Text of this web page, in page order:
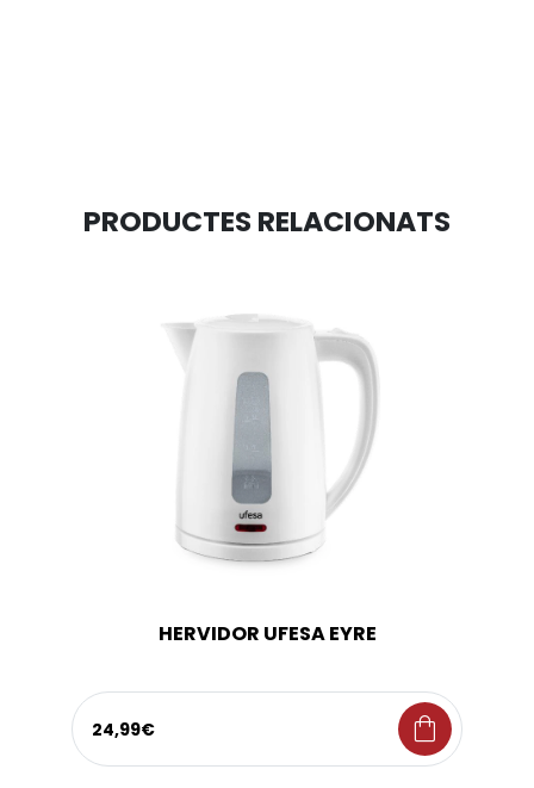
PRODUCTES RELACIONATS
HERVIDOR UFESA EYRE
24,99€ shopping_bag